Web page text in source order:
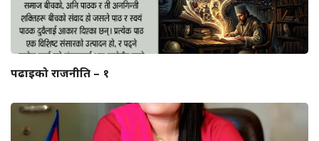
पढाइको राजनीति – १